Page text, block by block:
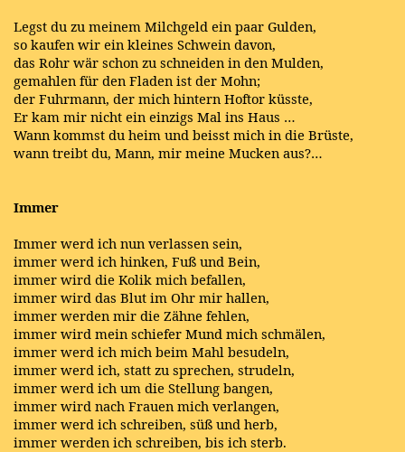
Legst du zu meinem Milchgeld ein paar Gulden,
so kaufen wir ein kleines Schwein davon,
das Rohr wär schon zu schneiden in den Mulden,
gemahlen für den Fladen ist der Mohn;
der Fuhrmann, der mich hintern Hoftor küsste,
Er kam mir nicht ein einzigs Mal ins Haus …
Wann kommst du heim und beisst mich in die Brüste,
wann treibt du, Mann, mir meine Mucken aus?…
Immer
Immer werd ich nun verlassen sein,
immer werd ich hinken, Fuß und Bein,
immer wird die Kolik mich befallen,
immer wird das Blut im Ohr mir hallen,
immer werden mir die Zähne fehlen,
immer wird mein schiefer Mund mich schmälen,
immer werd ich mich beim Mahl besudeln,
immer werd ich, statt zu sprechen, strudeln,
immer werd ich um die Stellung bangen,
immer wird nach Frauen mich verlangen,
immer werd ich schreiben, süß und herb,
immer werden ich schreiben, bis ich sterb.